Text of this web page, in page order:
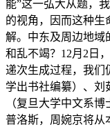
能”这一弘大从题，
的视角，因而这种生
解。中东及周边地域
和乱不竭？12月2日
递次生成过程，我们
学出书社编纂）、刘
（复旦大学中文系
普洛斯，周婉京将从